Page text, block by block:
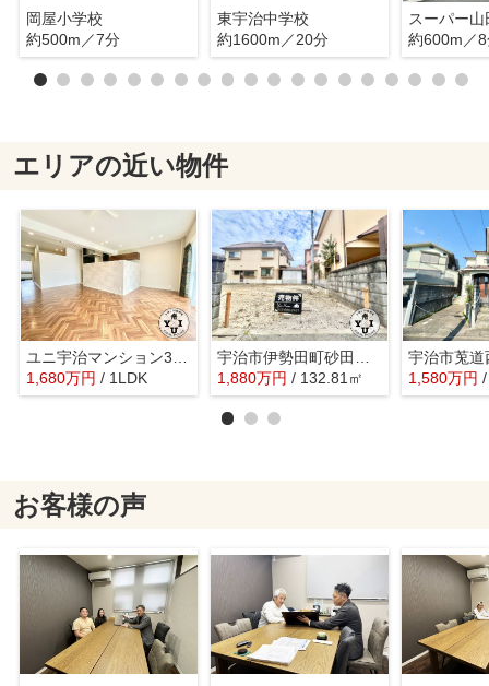
岡屋小学校
約500m／7分
東宇治中学校
約1600m／20分
スーパー
約600m／
エリアの近い物件
ユニ宇治マンション3号館
1,680万円 / 1LDK
宇治市伊勢田町砂田 土地
1,880万円 / 132.81㎡ 1,580万円
お客様の声